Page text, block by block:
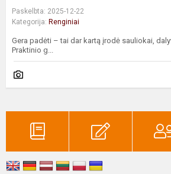
Paskelbta: 2025-12-22
Kategorija: Renginiai
Gera padėti – tai dar kartą įrodė sauliokai,
Praktinio g...